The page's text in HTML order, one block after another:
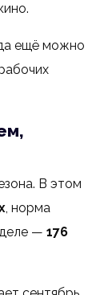
ещё можно
В этом
, норма
— 176